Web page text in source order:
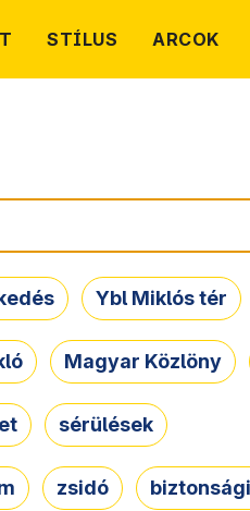
STÍLUS ARCOK
Ybl Miklós tér
Magyar Közlöny
sérülések
zsidó